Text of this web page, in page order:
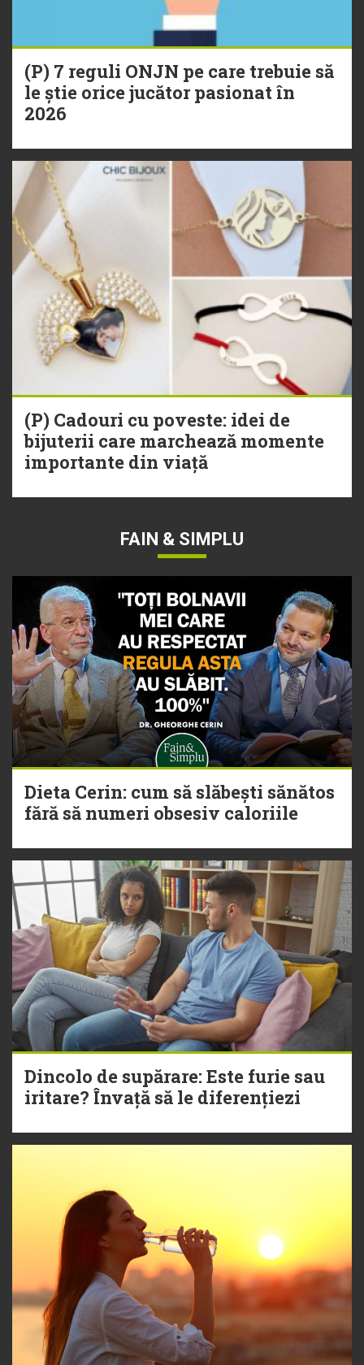
(P) 7 reguli ONJN pe care trebuie să
le știe orice jucător pasionat în
2026
(P) Cadouri cu poveste: idei de
bijuterii care marchează momente
importante din viață
FAIN & SIMPLU
Dieta Cerin: cum să slăbești sănătos
fără să numeri obsesiv caloriile
Dincolo de supărare: Este furie sau
iritare? Învață să le diferențiezi